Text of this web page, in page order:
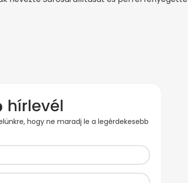
hogy ne maradj le a legérdekesebb